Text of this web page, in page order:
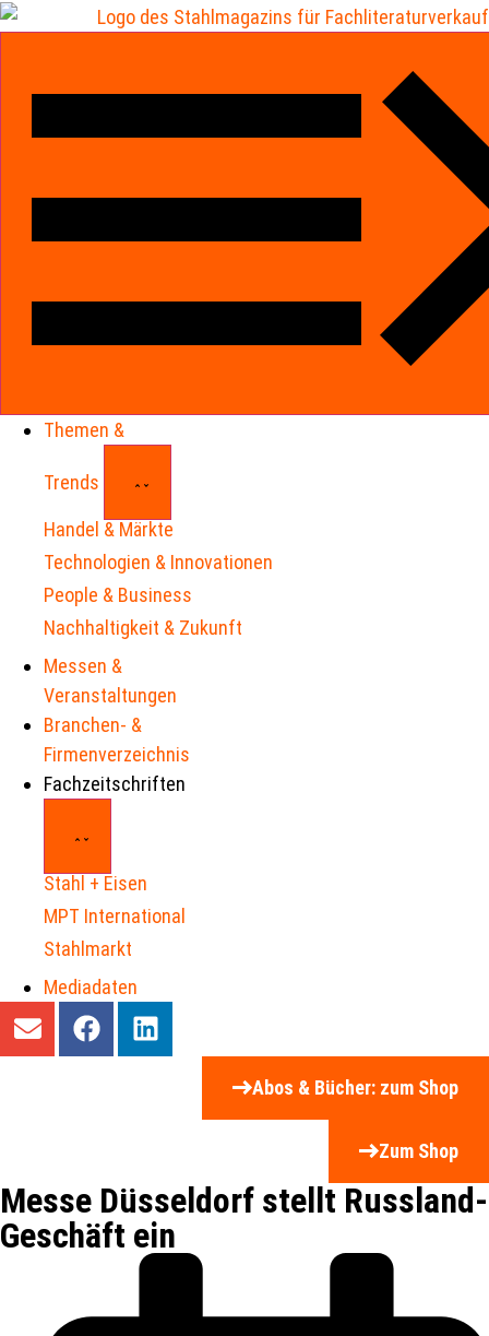
Themen &
Trends
Handel & Märkte
Technologien & Innovationen
People & Business
Nachhaltigkeit & Zukunft
Messen &
Veranstaltungen
Branchen- &
Firmenverzeichnis
Fachzeitschriften
Stahl + Eisen
MPT International
Stahlmarkt
Mediadaten
Abos & Bücher: zum Shop
Zum Shop
Messe Düsseldorf stellt Russland-
Geschäft ein